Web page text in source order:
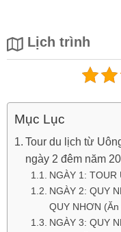
Lịch trình
Mục Lục
Tour du lịch từ
ngày 2 đêm năm
NGÀY 1:
NGÀY 2: QUY
QUY NHƠN
NGÀY 3: QUY